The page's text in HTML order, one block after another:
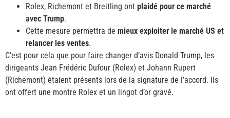
Rolex, Richemont et Breitling ont plaidé pour ce marché
avec Trump.
Cette mesure permettra de mieux exploiter le marché US et
relancer les ventes.
C’est pour cela que pour faire changer d’avis Donald Trump, les
dirigeants Jean Frédéric Dufour (Rolex) et Johann Rupert
(Richemont) étaient présents lors de la signature de l’accord. Ils
ont offert une montre Rolex et un lingot d’or gravé.